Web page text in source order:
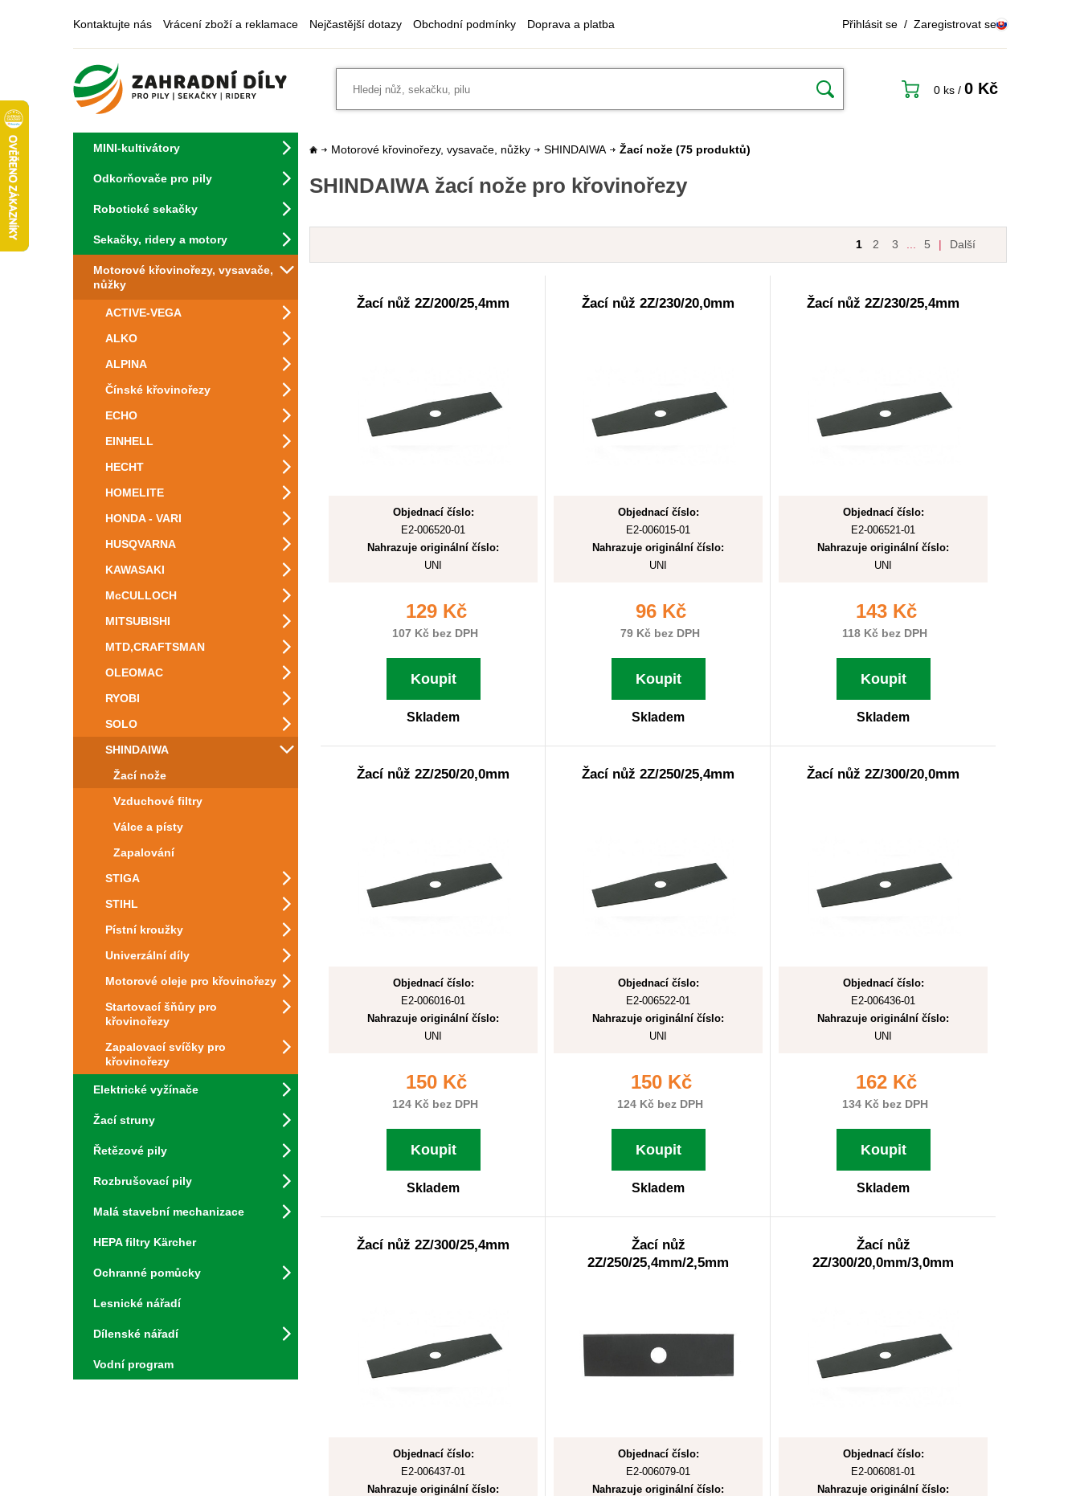
Kontaktujte nás Vrácení zboží a reklamace Nejčastější dotazy Obchodní podmínky Doprava a platba Přihlásit se / Zaregistrovat se
0 ks / 0 Kč
MINI-kultivátory
Odkorňovače pro pily
Robotické sekačky
Sekačky, ridery a motory
Motorové křovinořezy, vysavače,
nůžky
ACTIVE-VEGA
ALKO
ALPINA
Čínské křovinořezy
ECHO
EINHELL
HECHT
HOMELITE
HONDA - VARI
HUSQVARNA
KAWASAKI
McCULLOCH
MITSUBISHI
MTD,CRAFTSMAN
OLEOMAC
RYOBI
SOLO
SHINDAIWA
Žací nože
Vzduchové filtry
Válce a písty
Zapalování
STIGA
STIHL
Pístní kroužky
Univerzální díly
Motorové oleje pro křovinořezy
Startovací šňůry pro
křovinořezy
Zapalovací svíčky pro
křovinořezy
Elektrické vyžínače
Žací struny
Řetězové pily
Rozbrušovací pily
Malá stavební mechanizace
HEPA filtry Kärcher
Ochranné pomůcky
Lesnické nářadí
Dílenské nářadí
Vodní program
Motorové křovinořezy, vysavače, nůžky SHINDAIWA Žací nože (75 produktů)
SHINDAIWA žací nože pro křovinořezy
1 2 3 5 | Další
Žací nůž 2Z/200/25,4mm
Objednací číslo:
E2-006520-01
Nahrazuje originální číslo:
UNI
129 Kč
107 Kč bez DPH
Koupit
Skladem
Žací nůž 2Z/230/20,0mm
Objednací číslo:
E2-006015-01
Nahrazuje originální číslo:
UNI
96 Kč
79 Kč bez DPH
Koupit
Skladem
Žací nůž 2Z/230/25,4mm
Objednací číslo:
E2-006521-01
Nahrazuje originální číslo:
UNI
143 Kč
118 Kč bez DPH
Koupit
Skladem
Žací nůž 2Z/250/20,0mm
Objednací číslo:
E2-006016-01
Nahrazuje originální číslo:
UNI
150 Kč
124 Kč bez DPH
Koupit
Skladem
Žací nůž 2Z/250/25,4mm
Objednací číslo:
E2-006522-01
Nahrazuje originální číslo:
UNI
150 Kč
124 Kč bez DPH
Koupit
Skladem
Žací nůž 2Z/300/20,0mm
Objednací číslo:
E2-006436-01
Nahrazuje originální číslo:
UNI
162 Kč
134 Kč bez DPH
Koupit
Skladem
Žací nůž 2Z/300/25,4mm
Objednací číslo:
E2-006437-01
Nahrazuje originální číslo:
Žací nůž
2Z/250/25,4mm/2,5mm
Objednací číslo:
E2-006079-01
Nahrazuje originální číslo:
Žací nůž
2Z/300/20,0mm/3,0mm
Objednací číslo:
E2-006081-01
Nahrazuje originální číslo: